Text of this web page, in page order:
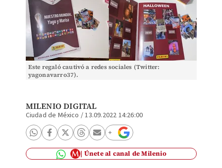
Este regaló cautivó a redes sociales (Twitter:
yagonavarro37).
MILENIO DIGITAL
Ciudad de México /13.09.2022 14:26:00
Únete al canal de Milenio